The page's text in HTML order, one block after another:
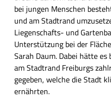
bei jungen Menschen
und am Stadtrand
Liegenschafts- und
Unterstützung bei der
Sarah Daum. Dabei hätte
am Stadtrand Freiburgs
gegeben, welche die Stadt
ernährten.